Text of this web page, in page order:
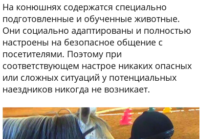
На конюшнях содержатся специально
подготовленные и обученные животные.
Они социально адаптированы и полностью
настроены на безопасное общение с
посетителями. Поэтому при
соответствующем настрое никаких опасных
или сложных ситуаций у потенциальных
наездников никогда не возникает.